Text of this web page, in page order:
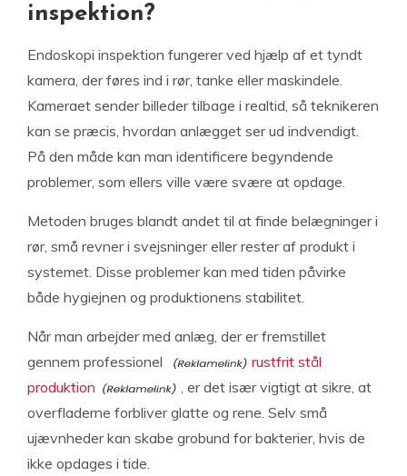
inspektion?
Endoskopi inspektion fungerer ved hjælp af et tyndt
kamera, der føres ind i rør, tanke eller maskindele.
Kameraet sender billeder tilbage i realtid, så teknikeren
kan se præcis, hvordan anlægget ser ud indvendigt.
På den måde kan man identificere begyndende
problemer, som ellers ville være svære at opdage.
Metoden bruges blandt andet til at finde belægninger i
rør, små revner i svejsninger eller rester af produkt i
systemet. Disse problemer kan med tiden påvirke
både hygiejnen og produktionens stabilitet.
Når man arbejder med anlæg, der er fremstillet
gennem professionel
rustfrit stål
produktion
, er det især vigtigt at sikre, at
overfladerne forbliver glatte og rene. Selv små
ujævnheder kan skabe grobund for bakterier, hvis de
ikke opdages i tide.